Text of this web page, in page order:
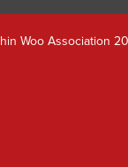
Woo Association